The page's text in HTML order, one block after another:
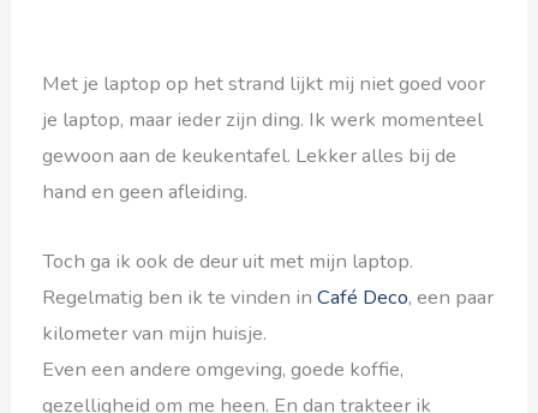
Met je laptop op het strand lijkt mij niet goed voor
je laptop, maar ieder zijn ding. Ik werk momenteel
gewoon aan de keukentafel. Lekker alles bij de
hand en geen afleiding.
Toch ga ik ook de deur uit met mijn laptop.
Regelmatig ben ik te vinden inCafé Deco, een paar
kilometer van mijn huisje.
Even een andere omgeving, goede koffie,
gezelligheid om me heen. En dan trakteer ik